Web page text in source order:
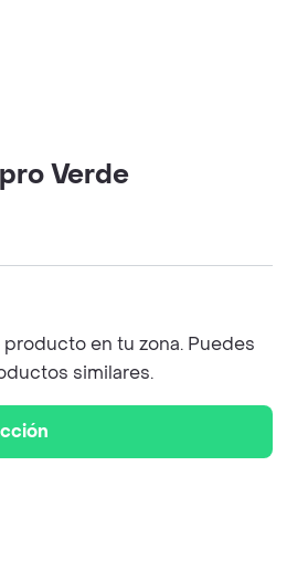
Verde
en tu zona. Puedes
similares.